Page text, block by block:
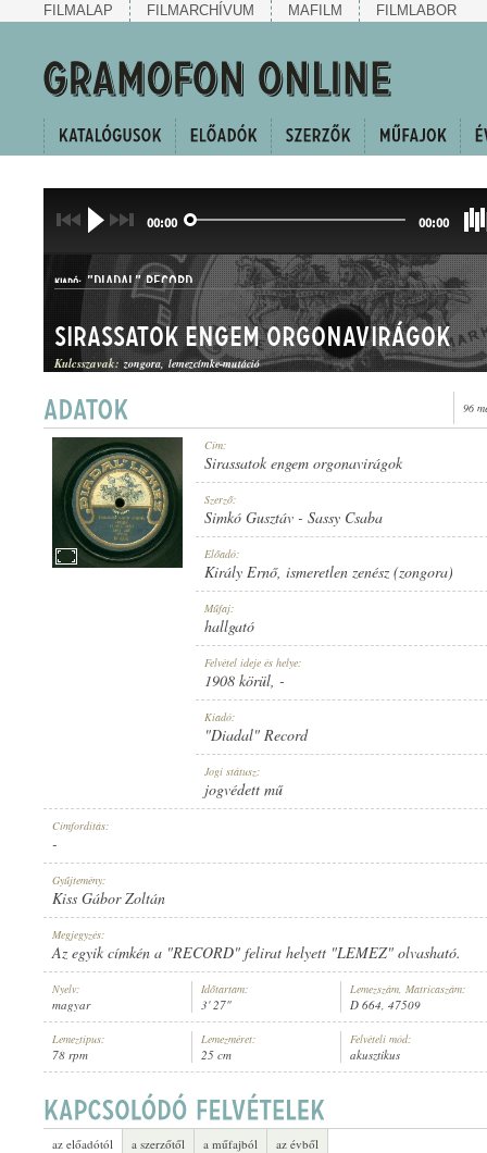
FILMALAP FILMARCHÍVUM MAFILM FILMLABOR
00:00 00:00
ISMERETLEN ZENÉSZ (ZONGORA)
SASSY CSABA
MŰFAJ: HALLGATÓ
1908 KÖRÜL
KIADÓ: "DIADAL" RECORD
LEMEZSZÁM: D 664
Sirassatok engem orgonavirágok
Kulcsszavak: zongora lemezcímke-mutáció
96
Cím:
Sirassatok engem orgonavirágok
Szerző:
Simkó Gusztáv - Sassy Csaba
Előadó:
Király Ernő, ismeretlen zenész (zongora)
Műfaj:
hallgató
Felvétel ideje és helye:
1908 körül, -
Kiadó:
"Diadal" Record
Jogi státusz:
jogvédett mű
Címfordítás:
-
Gyűjtemény:
Kiss Gábor Zoltán
Megjegyzés:
Az egyik címkén a "RECORD" felirat helyett "LEMEZ" olvasható.
Nyelv:
magyar
Időtartam:
3' 27"
Lemezszám, Matricaszám:
D 664, 47509
Lemeztípus:
78 rpm
Lemezméret:
25 cm
Felvételi mód:
akusztikus
az előadótól a szerzőtől a műfajból az évből